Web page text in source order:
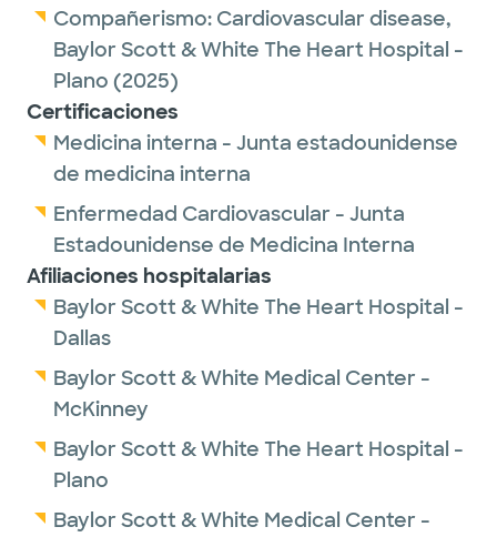
Compañerismo: Cardiovascular disease,
Baylor Scott & White The Heart Hospital -
Plano (2025)
Certificaciones
Medicina interna - Junta estadounidense
de medicina interna
Enfermedad Cardiovascular - Junta
Estadounidense de Medicina Interna
Afiliaciones hospitalarias
Baylor Scott & White The Heart Hospital -
Dallas
Baylor Scott & White Medical Center -
McKinney
Baylor Scott & White The Heart Hospital -
Plano
Baylor Scott & White Medical Center -